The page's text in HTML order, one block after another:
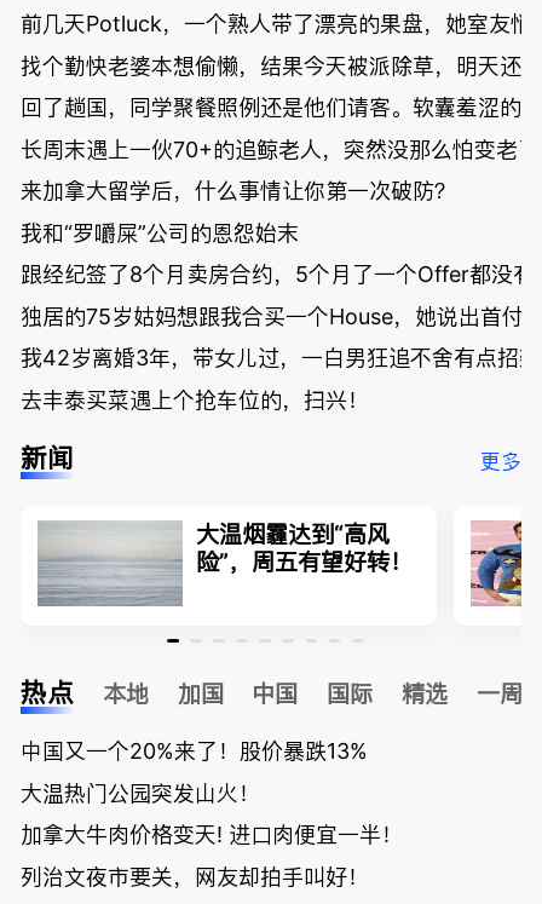
前几天Potluck，一个熟人带了漂亮的果盘，她室友悄
找个勤快老婆本想偷懒，结果今天被派除草，明天还
回了趟国，同学聚餐照例还是他们请客。软囊羞涩的
长周末遇上一伙70+的追鲸老人，突然没那么怕变老了
来加拿大留学后，什么事情让你第一次破防？
我和“罗嚼屎”公司的恩怨始末
跟经纪签了8个月卖房合约，5个月了一个Offer都没有
独居的75岁姑妈想跟我合买一个House，她说出首付
我42岁离婚3年，带女儿过，一白男狂追不舍有点招
去丰泰买菜遇上个抢车位的，扫兴！
新闻 更多
大温烟霾达到“高风
险”，周五有望好转！
热点 本地 加国 中国 国际 精选 一周
中国又一个20%来了！股价暴跌13%
大温热门公园突发山火！
加拿大牛肉价格变天! 进口肉便宜一半！
列治文夜市要关，网友却拍手叫好！